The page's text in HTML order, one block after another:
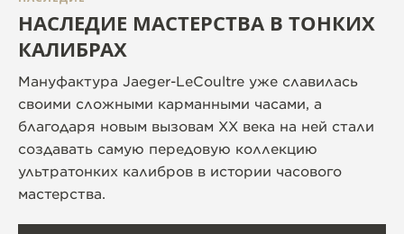
НАСЛЕДИЕ МАСТЕРСТВА В ТОНКИХ
КАЛИБРАХ
Мануфактура Jaeger-LeCoultre уже славилась
своими сложными карманными часами, а
благодаря новым вызовам ХХ века на ней стали
создавать самую передовую коллекцию
ультратонких калибров в истории часового
мастерства.